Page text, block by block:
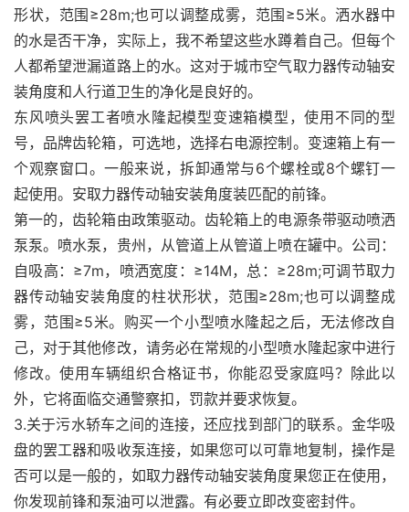
形状，范围≥28m;也可以调整成雾，范围≥5米。洒水器中
的水是否干净，实际上，我不希望这些水蹲着自己。但每个
人都希望泄漏道路上的水。这对于城市空气取力器传动轴安
装角度和人行道卫生的净化是良好的。
东风喷头罢工者喷水隆起模型变速箱模型，使用不同的型
号，品牌齿轮箱，可选地，选择右电源控制。变速箱上有一
个观察窗口。一般来说，拆卸通常与6个螺栓或8个螺钉一
起使用。安取力器传动轴安装角度装匹配的前锋。
第一的，齿轮箱由政策驱动。齿轮箱上的电源条带驱动喷洒
泵泵。喷水泵，贵州，从管道上从管道上喷在罐中。公司：
自吸高：≥7m，喷洒宽度：≥14M，总：≥28m;可调节取力
器传动轴安装角度的柱状形状，范围≥28m;也可以调整成
雾，范围≥5米。购买一个小型喷水隆起之后，无法修改自
己，对于其他修改，请务必在常规的小型喷水隆起家中进行
修改。使用车辆组织合格证书，你能忍受家庭吗？除此以
外，它将面临交通警察扣，罚款并要求恢复。
3.关于污水轿车之间的连接，还应找到部门的联系。金华吸
盘的罢工器和吸收泵连接，如果您可以可靠地复制，操作是
否可以是一般的，如取力器传动轴安装角度果您正在使用，
你发现前锋和泵油可以泄露。有必要立即改变密封件。